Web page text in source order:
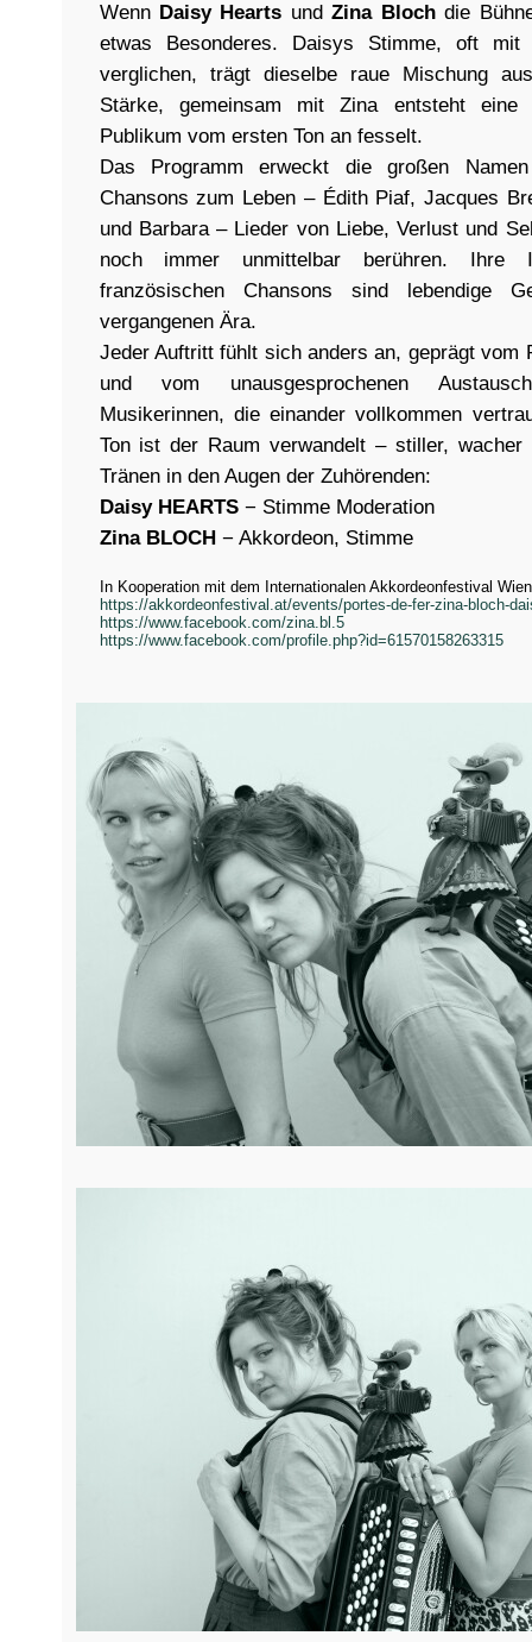
Wenn Daisy Hearts undZina Blochdie
etwas Besonderes. Daisys Stimme, oft
verglichen, trägt dieselbe raue Mischung
Stärke, gemeinsam mit Zina entsteht eine
Publikum vom ersten Ton an fesselt.
Das Programm erweckt die großen
Chansons zum Leben – Édith Piaf, Jacques
und Barbara – Lieder von Liebe, Verlust und
noch immer unmittelbar berühren. Ihre
französischen Chansons sind lebendige
vergangenen Ära.
Jeder Auftritt fühlt sich anders an, geprägt vom
und vom unausgesprochenen
Musikerinnen, die einander vollkommen
Ton ist der Raum verwandelt – stiller,
Tränen in den Augen der Zuhörenden:
Daisy HEARTS− Stimme Moderation
Zina BLOCH− Akkordeon, Stimme
In Kooperation mit dem Internationalen Akkordeonfestival Wien
https://akkordeonfestival.at/events/portes-de-fer-zina-bloch-
https://www.facebook.com/zina.bl.5
https://www.facebook.com/profile.php?id=61570158263315